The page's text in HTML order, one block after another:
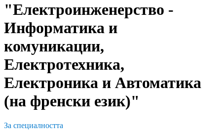
"Електроинженерство -
Информатика и
комуникации,
Електротехника,
Електроника и Автоматика
(на френски език)"
За специалността